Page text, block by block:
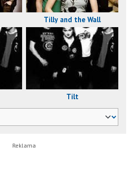
Tilly and the Wall
Tilt